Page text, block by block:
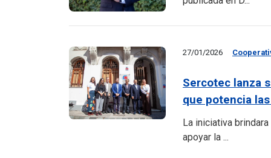
27/01/2026
Sercotec lanza
que potencia
La iniciativa
apoyar la ...